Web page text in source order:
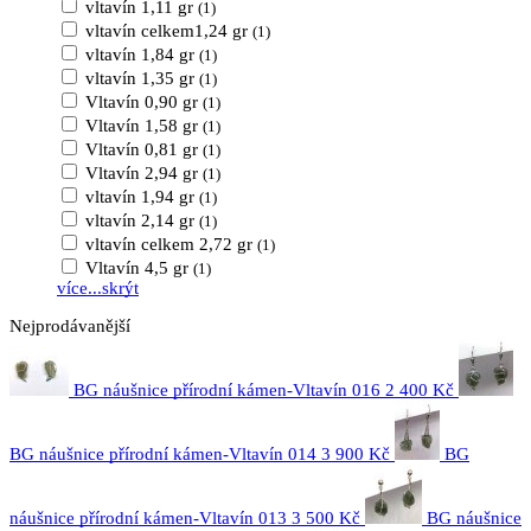
vltavín 1,11 gr (1)
vltavín celkem1,24 gr (1)
vltavín 1,84 gr (1)
vltavín 1,35 gr (1)
Vltavín 0,90 gr (1)
Vltavín 1,58 gr (1)
Vltavín 0,81 gr (1)
Vltavín 2,94 gr (1)
vltavín 1,94 gr (1)
vltavín 2,14 gr (1)
vltavín celkem 2,72 gr (1)
Vltavín 4,5 gr (1)
více...skrýt
Nejprodávanější
BG náušnice přírodní kámen-Vltavín 016 2 400 Kč
BG náušnice přírodní kámen-Vltavín 014 3 900 Kč BG
náušnice přírodní kámen-Vltavín 013 3 500 Kč BG náušnice